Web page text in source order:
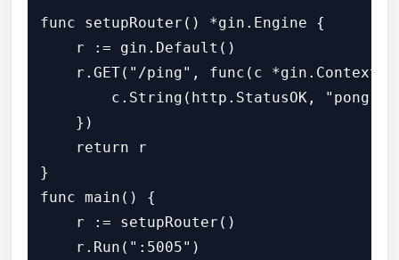
func setupRouter() *gin.Engine {
    r := gin.Default()
r.GET("/ping", func(c *gin.Context)
        c.String(http.StatusOK, "pong")
    })
    return r
}
func main() {
    r := setupRouter()
    r.Run(":5005")